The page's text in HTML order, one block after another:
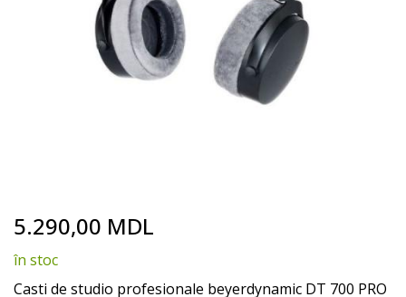
to
beginning
of
5.290,00 MDL
în stoc
Casti de studio profesionale beyerdynamic DT 700 PRO